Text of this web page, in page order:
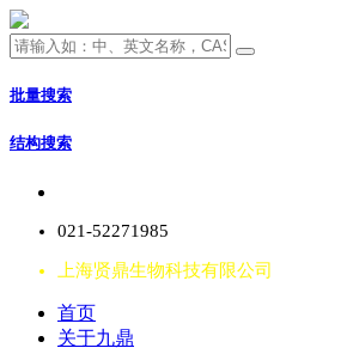
批量搜索
结构搜索
021-52271985
上海贤鼎生物科技有限公司
首页
关于九鼎